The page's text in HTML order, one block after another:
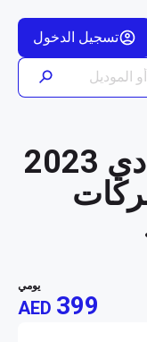
تسجيل الدخول
اشترِ سيارة رمادي 2023
يومي
AED 399